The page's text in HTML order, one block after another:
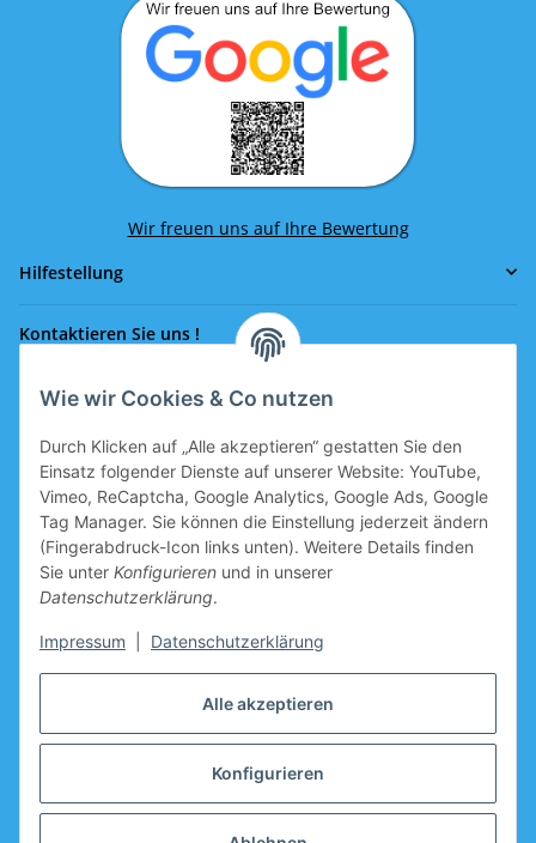
Alle akzeptieren
Konfigurieren
Wie wir Cookies & Co nutzen
Durch Klicken auf „Alle akzeptieren“ gestatten Sie den
Einsatz folgender Dienste auf unserer Website: YouTube,
Vimeo, ReCaptcha, Google Analytics, Google Ads, Google
Tag Manager. Sie können die Einstellung jederzeit ändern
(Fingerabdruck-Icon links unten). Weitere Details finden
Sie unter Konfigurieren und in unserer
Datenschutzerklärung.
Impressum Datenschutzerklärung
Wir freuen uns auf Ihre Bewertung
Hilfestellung
Kontaktieren Sie uns !
Rufen Sie uns an!
office@eissport.at
Mitglied der WKO
Informationen
Neukundengutschein
Warenkorb vorbereitet.
Hersteller
* Alle Preise inkl. gesetzlicher USt.zzgl.Versand